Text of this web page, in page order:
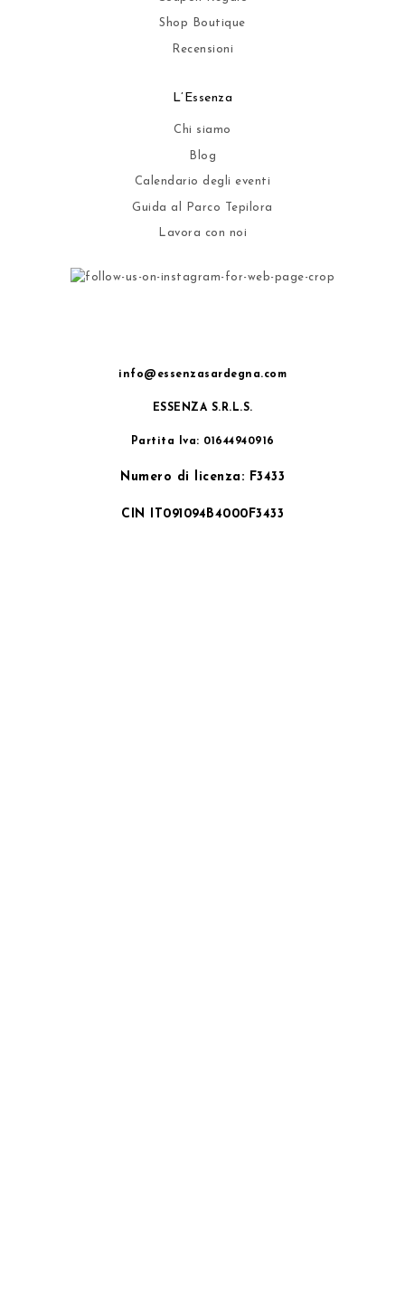
Shop Boutique
Recensioni
L’Essenza
Chi siamo
Blog
Calendario degli eventi
Guida al Parco Tepilora
Lavora con noi
info@essenzasardegna.com
ESSENZA S.R.L.S.
Partita Iva: 01644940916
Numero di licenza: F3433
CIN IT091094B4000F3433